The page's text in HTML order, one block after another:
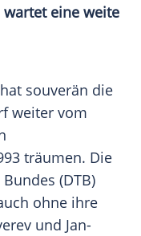
eine weite
souverän die
weiter vom
träumen. Die
(DTB)
ohne ihre
und Jan-